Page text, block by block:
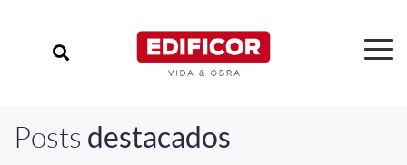
Posts destacados